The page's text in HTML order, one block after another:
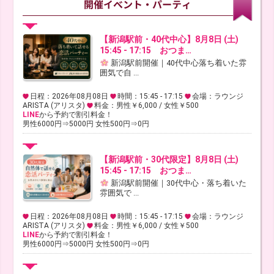
【新潟駅前・40代中心】8月8日 (土)
15:45 - 17:15 おつま…
新潟駅前開催｜40代中心落ち着いた雰
囲気で自 ...
日程：2026年08月08日 時間：15:45 - 17:15
会場：ラウンジ
ARISTA (アリスタ)
料金：男性￥6,000 / 女性￥500
LINEから予約で割引料金！
男性6000円⇒5000円 女性500円⇒0円
【新潟駅前・30代限定】8月8日 (土)
15:45 - 17:15 おつま…
新潟駅前開催｜30代中心・落ち着いた
雰囲気で ...
日程：2026年08月08日 時間：15:45 - 17:15
会場：ラウンジ
ARISTA (アリスタ)
料金：男性￥6,000 / 女性￥500
LINEから予約で割引料金！
男性6000円⇒5000円 女性500円⇒0円